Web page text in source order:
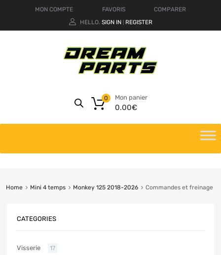
MON COMPTE FAVORIS
COMPARER
HELLO. SIGN IN REGISTER
Mon panier
0.00€
0
Home Mini 4 temps Monkey 125 2018-2026 Commandes et freinage
CATEGORIES
Visserie 17